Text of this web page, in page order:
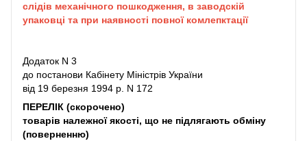
слідів механічного пошкодження, в заводскій
упаковці та при наявності повної комлепктації
Додаток N 3
до постанови Кабінету Міністрів України
від 19 березня 1994 р. N 172
ПЕРЕЛІК (скорочено)
товарів належної якості, що не підлягають обміну
(поверненню)